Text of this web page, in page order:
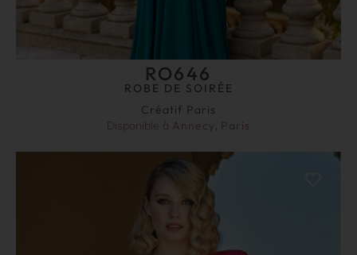
RO646
ROBE DE SOIRÉE
Créatif Paris
Disponible à Annecy, Paris